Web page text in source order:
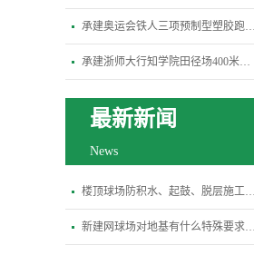
承建奥运会铁人三项预制型塑胶跑道建设
承建浙师大行知学院田径场400米跑道项目
最新新闻
News
楼顶球场防积水、起鼓、脱层施工关键规范
新建网球场对地基有什么特殊要求？平整度、排水坡度标准是多少